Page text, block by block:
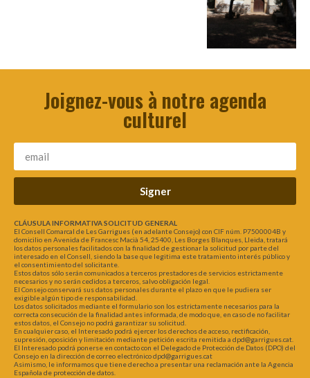
Joignez-vous à notre agenda
culturel
Signer
CLÁUSULA INFORMATIVA SOLICITUD GENERAL
El Consell Comarcal de Les Garrigues (en adelante Consejo) con CIF núm. P7500004B y
domicilio en Avenida de Francesc Macià 54, 25400, Les Borges Blanques, Lleida, tratará
los datos personales facilitados con la finalidad de gestionar la solicitud por parte del
interesado en el Consell, siendo la base que legitima este tratamiento interés público y
el consentimiento del solicitante.
Estos datos sólo serán comunicados a terceros prestadores de servicios estrictamente
necesarios y no serán cedidos a terceros, salvo obligación legal.
El Consejo conservará sus datos personales durante el plazo en que le pudiera ser
exigible algún tipo de responsabilidad.
Los datos solicitados mediante el formulario son los estrictamente necesarios para la
correcta consecución de la finalidad antes informada, de modo que, en caso de no facilitar
estos datos, el Consejo no podrá garantizar su solicitud.
En cualquier caso, el Interesado podrá ejercer los derechos de acceso, rectificación,
supresión, oposición y limitación mediante petición escrita remitida a dpd@garrigues.cat.
El Interesado podrá ponerse en contacto con el Delegado de Protección de Datos (DPO) del
Consejo en la dirección de correo electrónico dpd@garrigues.cat
Asimismo, le informamos que tiene derecho a presentar una reclamación ante la Agencia
Española de protección de datos.